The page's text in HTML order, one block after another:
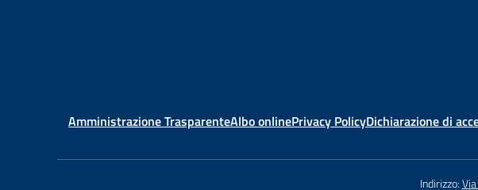
Amministrazione TrasparenteAlbo onlinePrivacy PolicyDichiarazione di
Indirizzo: